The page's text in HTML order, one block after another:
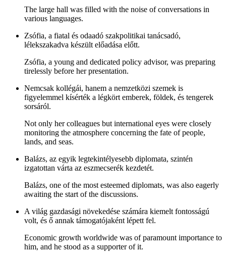
The large hall was filled with the noise of conversations in
various languages.
Zsófia, a fiatal és odaadó szakpolitikai tanácsadó,
lélekszakadva készült előadása előtt.
Zsófia, a young and dedicated policy advisor, was preparing
tirelessly before her presentation.
Nemcsak kollégái, hanem a nemzetközi szemek is
figyelemmel kísérték a légkört emberek, földek, és tengerek
sorsáról.
Not only her colleagues but international eyes were closely
monitoring the atmosphere concerning the fate of people,
lands, and seas.
Balázs, az egyik legtekintélyesebb diplomata, szintén
izgatottan várta az eszmecserék kezdetét.
Balázs, one of the most esteemed diplomats, was also eagerly
awaiting the start of the discussions.
A világ gazdasági növekedése számára kiemelt fontosságú
volt, és ő annak támogatójaként lépett fel.
Economic growth worldwide was of paramount importance to
him, and he stood as a supporter of it.